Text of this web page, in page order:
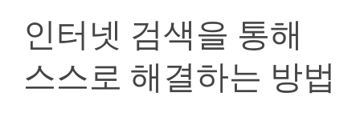
인터넷 검색을 통해
스스로 해결하는 방법